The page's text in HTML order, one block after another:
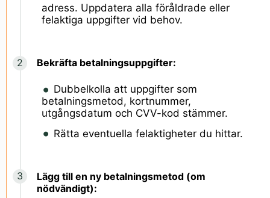
adress. Uppdatera alla föråldrade eller
felaktiga uppgifter vid behov.
Bekräfta betalningsuppgifter:
Dubbelkolla att uppgifter som
betalningsmetod, kortnummer,
utgångsdatum och CVV-kod stämmer.
Rätta eventuella felaktigheter du hittar.
Lägg till en ny betalningsmetod (om
nödvändigt):